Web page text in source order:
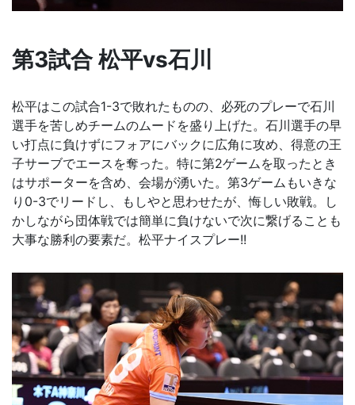
第3試合 松平vs石川
松平はこの試合1-3で敗れたものの、必死のプレーで石川
選手を苦しめチームのムードを盛り上げた。石川選手の早
い打点に負けずにフォアにバックに広角に攻め、得意の王
子サーブでエースを奪った。特に第2ゲームを取ったとき
はサポーターを含め、会場が湧いた。第3ゲームもいきな
り0-3でリードし、もしやと思わせたが、悔しい敗戦。し
かしながら団体戦では簡単に負けないで次に繋げることも
大事な勝利の要素だ。松平ナイスプレー!!